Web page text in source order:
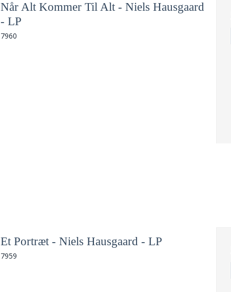
Når Alt Kommer Til Alt - Niels Hausgaard
- LP
7960
Et Portræt - Niels Hausgaard - LP
7959